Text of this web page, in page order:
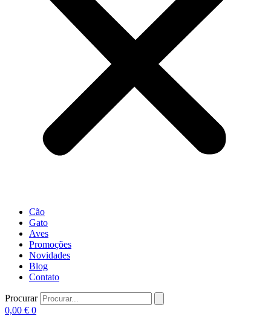
Cão
Gato
Aves
Promoções
Novidades
Blog
Contato
Procurar
0,00 € 0